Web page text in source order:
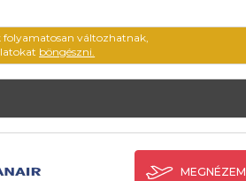
folyamatosan változhatnak,
böngészni.
MEGNÉZEM